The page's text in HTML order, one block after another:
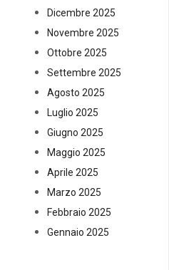
Dicembre 2025
Novembre 2025
Ottobre 2025
Settembre 2025
Agosto 2025
Luglio 2025
Giugno 2025
Maggio 2025
Aprile 2025
Marzo 2025
Febbraio 2025
Gennaio 2025